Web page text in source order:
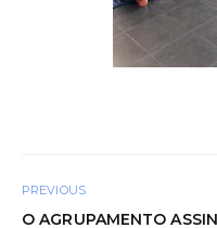
PREVIOUS
O AGRUPAMENTO